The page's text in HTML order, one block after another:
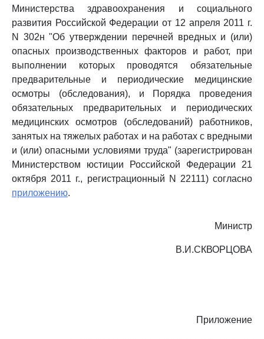
Министерства здравоохранения и социального
развития Российской Федерации от 12 апреля 2011 г.
N 302н "Об утверждении перечней вредных и (или)
опасных производственных факторов и работ, при
выполнении которых проводятся обязательные
предварительные и периодические медицинские
осмотры (обследования), и Порядка проведения
обязательных предварительных и периодических
медицинских осмотров (обследований) работников,
занятых на тяжелых работах и на работах с вредными
и (или) опасными условиями труда" (зарегистрирован
Министерством юстиции Российской Федерации 21
октября 2011 г., регистрационный N 22111) согласно
приложению.
Министр
В.И.СКВОРЦОВА
Приложение